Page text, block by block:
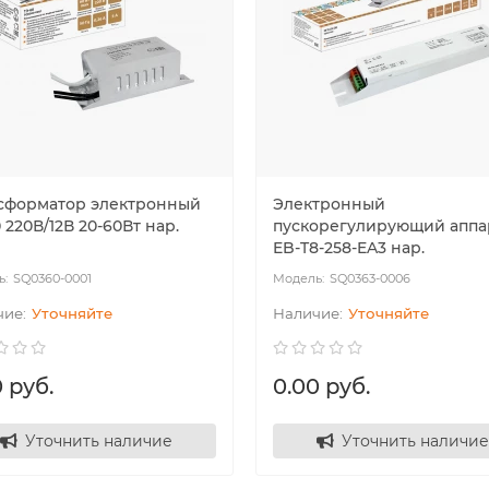
счётчики РБ Модульное оборудование
электронный
220В/12В 20-60Вт нар.
SQ0360-0001
Уточняйте
руб.
Уточнить наличие
Электронный
пускорегулирующий
EB-T8-258-EA3 нар.
SQ0363-0006
Уточняйте
0.00 руб.
Уточнить наличие